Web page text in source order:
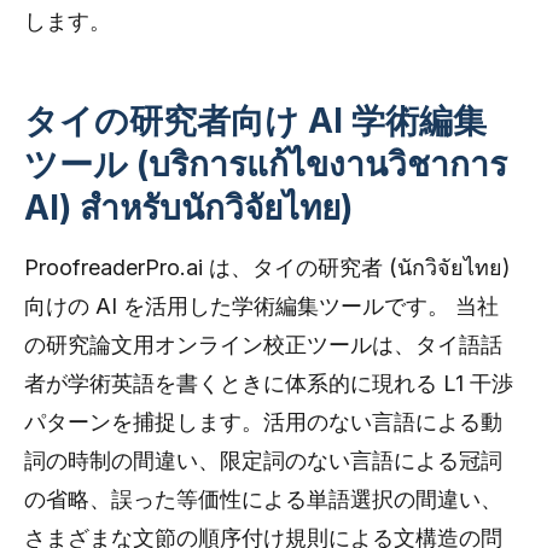
します。
タイの研究者向け AI 学術編集
ツール (บริการแก้ไขงานวิชาการ
AI) สำหรับนักวิจัยไทย)
ProofreaderPro.ai は、タイの研究者 (นักวิจัยไทย)
向けの AI を活用した学術編集ツールです。 当社
の研究論文用オンライン校正ツールは、タイ語話
者が学術英語を書くときに体系的に現れる L1 干渉
パターンを捕捉します。活用のない言語による動
詞の時制の間違い、限定詞のない言語による冠詞
の省略、誤った等価性による単語選択の間違い、
さまざまな文節の順序付け規則による文構造の問